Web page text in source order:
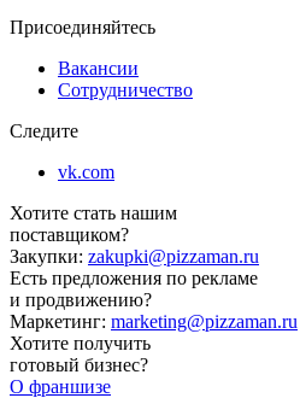
Присоединяйтесь
Вакансии
Сотрудничество
Следите
vk.com
Хотите стать нашим
поставщиком?
Закупки: zakupki@pizzaman.ru
Есть предложения по рекламе
и продвижению?
Маркетинг: marketing@pizzaman.ru
Хотите получить
готовый бизнес?
О франшизе